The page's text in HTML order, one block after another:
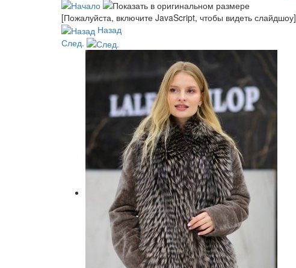
[Пожалуйста, включите JavaScript, чтобы видеть слайдшоу]
Назад
След.